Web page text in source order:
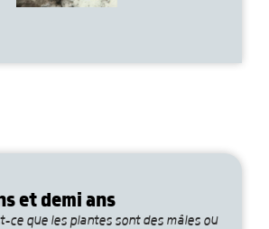
et demi ans
ce que les plantes sont des mâles ou